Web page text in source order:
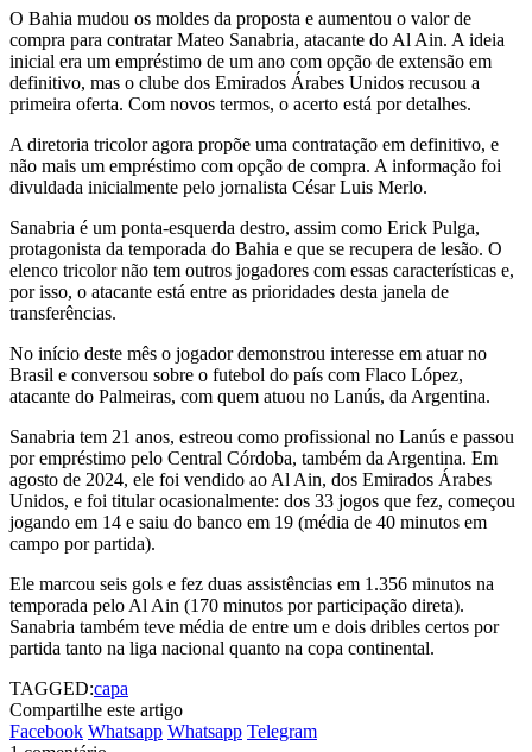
O Bahia mudou os moldes da proposta e aumentou o valor de
compra para contratar Mateo Sanabria, atacante do Al Ain. A ideia
inicial era um empréstimo de um ano com opção de extensão em
definitivo, mas o clube dos Emirados Árabes Unidos recusou a
primeira oferta. Com novos termos, o acerto está por detalhes.
A diretoria tricolor agora propõe uma contratação em definitivo, e
não mais um empréstimo com opção de compra. A informação foi
divuldada inicialmente pelo jornalista César Luis Merlo.
Sanabria é um ponta-esquerda destro, assim como Erick Pulga,
protagonista da temporada do Bahia e que se recupera de lesão. O
elenco tricolor não tem outros jogadores com essas características e,
por isso, o atacante está entre as prioridades desta janela de
transferências.
No início deste mês o jogador demonstrou interesse em atuar no
Brasil e conversou sobre o futebol do país com Flaco López,
atacante do Palmeiras, com quem atuou no Lanús, da Argentina.
Sanabria tem 21 anos, estreou como profissional no Lanús e passou
por empréstimo pelo Central Córdoba, também da Argentina. Em
agosto de 2024, ele foi vendido ao Al Ain, dos Emirados Árabes
Unidos, e foi titular ocasionalmente: dos 33 jogos que fez, começou
jogando em 14 e saiu do banco em 19 (média de 40 minutos em
campo por partida).
Ele marcou seis gols e fez duas assistências em 1.356 minutos na
temporada pelo Al Ain (170 minutos por participação direta).
Sanabria também teve média de entre um e dois dribles certos por
partida tanto na liga nacional quanto na copa continental.
TAGGED:capa
Compartilhe este artigo
Facebook Whatsapp Whatsapp Telegram